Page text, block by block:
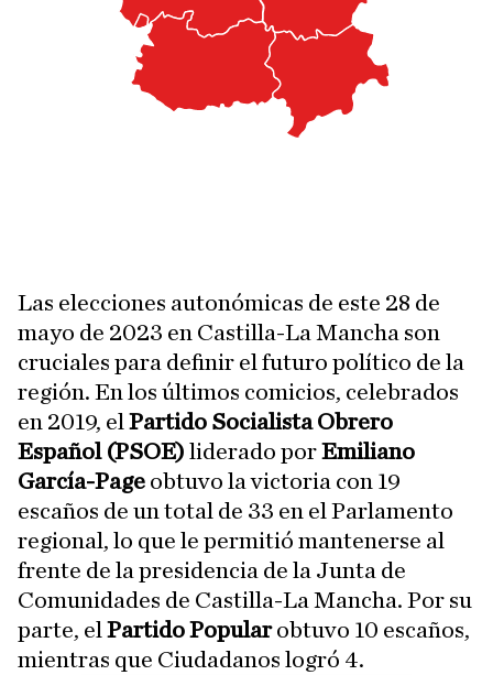
Las elecciones autonómicas de este 28 de
mayo de 2023 en Castilla-La Mancha son
cruciales para definir el futuro político de la
región. En los últimos comicios, celebrados
en 2019, el Partido Socialista Obrero
Español (PSOE) liderado porEmiliano
García-Page obtuvo la victoria con 19
escaños de un total de 33 en el Parlamento
regional, lo que le permitió mantenerse al
frente de la presidencia de la Junta de
Comunidades de Castilla-La Mancha. Por su
parte, el Partido Popularobtuvo 10 escaños,
mientras que Ciudadanos logró 4.